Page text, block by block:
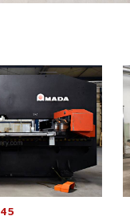
1020 x 2540 mm
20 t
6 mm
100 kg
4460 x 2750 x 2130
ja